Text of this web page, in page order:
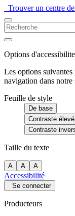
Trouver un centre
Options d'accessibilite
Les options
navigation dans
Feuille de style
De base
Contraste élevé
Contraste
Taille du texte
A A A
Accessibilité
Se connecter
Producteurs